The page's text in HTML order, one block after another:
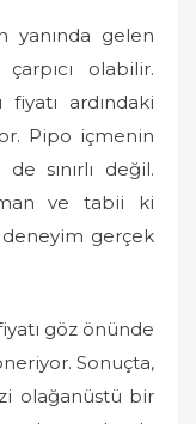
yanında gelen
olabilir.
ardındaki
Pipo içmenin
sınırlı değil.
ve tabii ki
gerçek
göz önünde
Sonuçta,
olağanüstü bir